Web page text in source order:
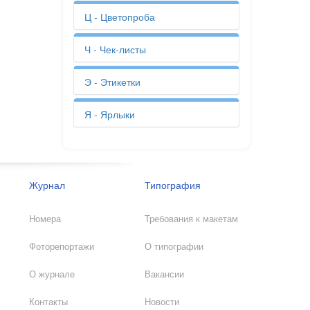
Постеры
Прайс-листы
Презентации
Приглашения
Приходный кассовый ордер
Пропуска
Путевые листы
Стикеры
Сшивка
Учебные пособия
УФ-лак
Учебники
Фальцовка
Фирменный стиль
Флаеры
Фотоальбомы
Фотографии
Ц - Цветопроба
Цветопроба
Ценники
Ч - Чек-листы
Чек-листы
Чеки
Э - Этикетки
Этикетки
Я - Ярлыки
Журнал
Номера
Фоторепортажи
О журнале
Контакты
Типография
Требования к макетам
О типографии
Вакансии
Новости